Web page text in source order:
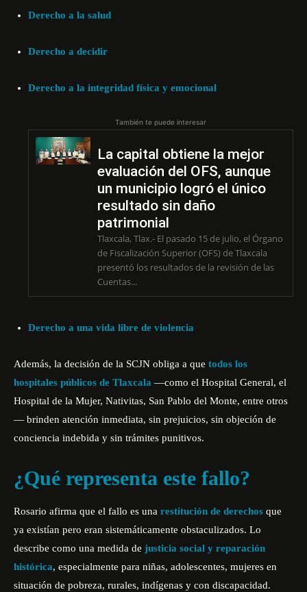
Derecho a la salud
Derecho a decidir
Derecho a la integridad física y emocional
También te puede interesar
La capital obtiene la mejor
evaluación del OFS, aunque
un municipio logró el único
resultado sin daño
patrimonial
Tlaxcala, Tlax.- El pasado 15 de julio, el Órgano
de Fiscalización Superior (OFS) de Tlaxcala
presentó los resultados de la revisión de las
Cuentas...
Derecho a una vida libre de violencia
Además, la decisión de la SCJN obliga a que todos los
hospitales públicos de Tlaxcala —como el Hospital General, el
Hospital de la Mujer, Nativitas, San Pablo del Monte, entre otros
— brinden atención inmediata, sin prejuicios, sin objeción de
conciencia indebida y sin trámites punitivos.
¿Qué representa este fallo?
Rosario afirma que el fallo es una restitución de derechos que
ya existían pero eran sistemáticamente obstaculizados. Lo
describe como una medida de justicia social y reparación
histórica, especialmente para niñas, adolescentes, mujeres en
situación de pobreza, rurales, indígenas y con discapacidad.